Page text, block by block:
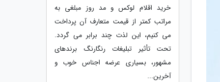
خرید اقلام لوکس و مد روز مبلغی به
مراتب کمتر از قیمت متعارف آن پرداخت
می کنیم، این لذت چند برابر می گردد.
تحت تأثیر تبلیغات رنگارنگ برندهای
مشهور، بسیاری عرضه اجناس خوب و
آخرین...